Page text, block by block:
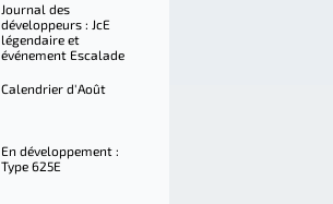
Journal des
développeurs : JcE
légendaire et
événement Escalade
Calendrier d'Août
En développement :
Type 625E